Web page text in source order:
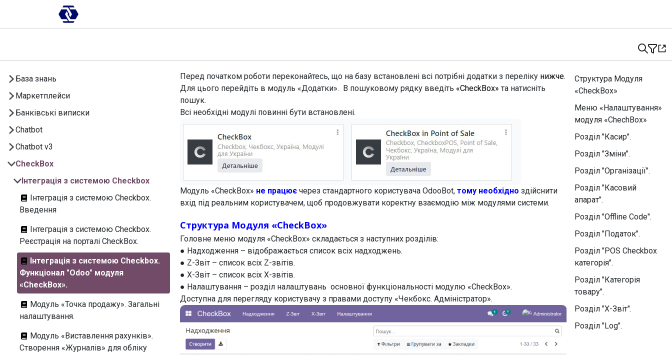
База знань
Маркетплейси
Банківські виписки
Chatbot
Chatbot v3
CheckBox
Інтеграція з системою Checkbox
Інтеграція з системою Checkbox.
Введення
Інтеграція з системою Checkbox.
Реєстрація на порталі CheckBox.
Інтеграція з системою Checkbox.
Функціонал "Odoo" модуля
«CheckBox».
Модуль «Точка продажу». Загальні
налаштування.
Модуль «Виставлення рахунків».
Створення «Журналів» для обліку
Перед початком роботи переконайтесь, що на базу встановлені всі потрібні додатки з переліку нижче.
Для цього перейдіть в модуль «Додатки». В пошуковому рядку введіть «CheckBox» та натисніть
пошук.
Всі необхідні модулі повинні бути встановлені.
Модуль «CheckBox» не працює через стандартного користувача OdooBot, тому необхідно здійснити
вхід під реальним користувачем, щоб продовжувати коректну взаємодію між модулями системи.
Структура Модуля «CheckBox»
Головне меню модуля «CheckBox» складається з наступних розділів:
● Надходження – відображається список всіх надходжень.
● Z-Звіт – список всіх Z-звітів.
● X-Звіт – список всіх X-звітів.
● Налаштування – розділ налаштувань основної функціональності модулю «CheckBox».
Доступна для перегляду користувачу з правами доступу «Чекбокс. Адміністратор».
Структура Модуля
«CheckBox»
Меню «Налаштування»
модуля «ChechBox»
Розділ "Касир".
Розділ "Зміни".
Розділ "Організації".
Розділ "Касовий
апарат".
Розділ "Offline Code".
Розділ "Податок".
Розділ "POS Checkbox
категорія".
Розділ "Категорія
товару".
Розділ "X-Звіт".
Розділ "Log".